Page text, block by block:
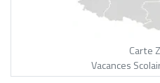
Carte
Vacances